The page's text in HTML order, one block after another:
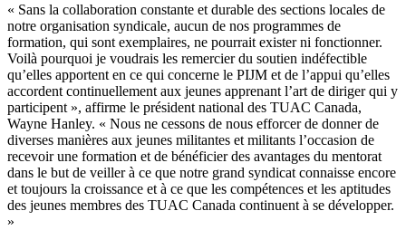
« Sans la collaboration constante et durable des sections locales de
notre organisation syndicale, aucun de nos programmes de
formation, qui sont exemplaires, ne pourrait exister ni fonctionner.
Voilà pourquoi je voudrais les remercier du soutien indéfectible
qu’elles apportent en ce qui concerne le PIJM et de l’appui qu’elles
accordent continuellement aux jeunes apprenant l’art de diriger qui y
participent », affirme le président national des TUAC Canada,
Wayne Hanley. « Nous ne cessons de nous efforcer de donner de
diverses manières aux jeunes militantes et militants l’occasion de
recevoir une formation et de bénéficier des avantages du mentorat
dans le but de veiller à ce que notre grand syndicat connaisse encore
et toujours la croissance et à ce que les compétences et les aptitudes
des jeunes membres des TUAC Canada continuent à se développer.
»